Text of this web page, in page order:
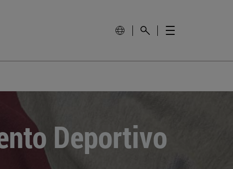
Deportivo